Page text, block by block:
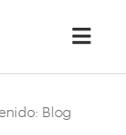
Blog